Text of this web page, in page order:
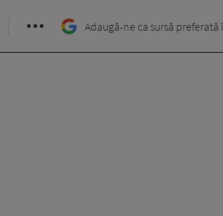
Adaugă-ne ca sursă preferată